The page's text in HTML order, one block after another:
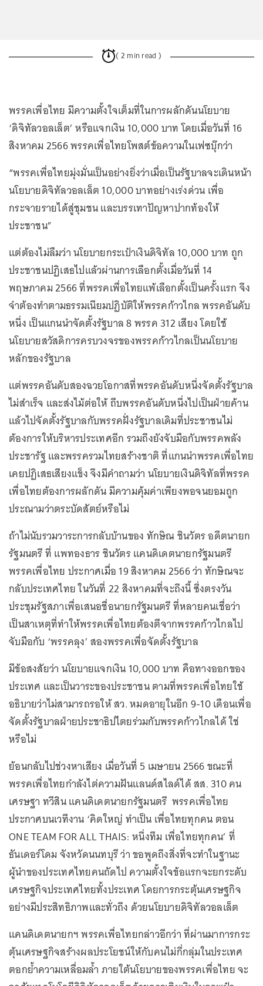
( 2 min read )
พรรคเพื่อไทย มีความตั้งใจเต็มที่ในการผลักดันนโยบาย
‘ดิจิทัลวอลเล็ต’ หรือแจกเงิน 10,000 บาท โดยเมื่อวันที่ 16
สิงหาคม 2566 พรรคเพื่อไทยโพสต์ข้อความในเฟซบุ๊กว่า
“พรรคเพื่อไทยมุ่งมั่นเป็นอย่างยิ่งว่าเมื่อเป็นรัฐบาลจะเดินหน้า
นโยบายดิจิทัลวอลเล็ต 10,000 บาทอย่างเร่งด่วน เพื่อ
กระจายรายได้สู่ชุมชน และบรรเทาปัญหาปากท้องให้
ประชาชน”
แต่ต้องไม่ลืมว่า นโยบายกระเป๋าเงินดิจิทัล 10,000 บาท ถูก
ประชาชนปฏิเสธไปแล้วผ่านการเลือกตั้งเมื่อวันที่ 14
พฤษภาคม 2566 ที่พรรคเพื่อไทยแพ้เลือกตั้งเป็นครั้งแรก จึง
จำต้องทำตามธรรมเนียมปฏิบัติให้พรรคก้าวไกล พรรคอันดับ
หนึ่ง เป็นแกนนำจัดตั้งรัฐบาล 8 พรรค 312 เสียง โดยใช้
นโยบายสวัสดิการครบวงจรของพรรคก้าวไกลเป็นนโยบาย
หลักของรัฐบาล
แต่พรรคอันดับสองฉวยโอกาสที่พรรคอันดับหนึ่งจัดตั้งรัฐบาล
ไม่สำเร็จ และส่งไม้ต่อให้ ถีบพรรคอันดับหนึ่งไปเป็นฝ่ายค้าน
แล้วไปจัดตั้งรัฐบาลกับพรรคฝั่งรัฐบาลเดิมที่ประชาชนไม่
ต้องการให้บริหารประเทศอีก รวมถึงยังจับมือกับพรรคพลัง
ประชารัฐ และพรรครวมไทยสร้างชาติ ที่แกนนำพรรคเพื่อไทย
เคยปฏิเสธเสียงแข็ง จึงมีคำถามว่า นโยบายเงินดิจิทัลที่พรรค
เพื่อไทยต้องการผลักดัน มีความคุ้มค่าเพียงพอจนยอมถูก
ประณามว่าตระบัดสัตย์หรือไม่
ถ้าไม่นับรวมวาระการกลับบ้านของ ทักษิณ ชินวัตร อดีตนายก
รัฐมนตรี ที่ แพทองธาร ชินวัตร แคนดิเดตนายกรัฐมนตรี
พรรคเพื่อไทย ประกาศเมื่อ 19 สิงหาคม 2566 ว่า ทักษิณจะ
กลับประเทศไทย ในวันที่ 22 สิงหาคมที่จะถึงนี้ ซึ่งตรงวัน
ประชุมรัฐสภาเพื่อเสนอชื่อนายกรัฐมนตรี ที่หลายคนเชื่อว่า
เป็นสาเหตุที่ทำให้พรรคเพื่อไทยต้องตีจากพรรคก้าวไกลไป
จับมือกับ ‘พรรคลุง’ สองพรรคเพื่อจัดตั้งรัฐบาล
มีข้อสงสัยว่า นโยบายแจกเงิน 10,000 บาท คือทางออกของ
ประเทศ และเป็นวาระของประชาชน ตามที่พรรคเพื่อไทยใช้
อธิบายว่าไม่สามารถรอให้ สว. หมดอายุในอีก 9-10 เดือนเพื่อ
จัดตั้งรัฐบาลฝ่ายประชาธิปไตยร่วมกับพรรคก้าวไกลได้ ใช่
หรือไม่
ย้อนกลับไปช่วงหาเสียง เมื่อวันที่ 5 เมษายน 2566 ขณะที่
พรรคเพื่อไทยกำลังไต่ความฝันแลนด์สไลด์ได้ สส. 310 คน
เศรษฐา ทวีสิน แคนดิเดตนายกรัฐมนตรี พรรคเพื่อไทย
ประกาศบนเวทีงาน ‘คิดใหญ่ ทำเป็น เพื่อไทยทุกคน ตอน
ONE TEAM FOR ALL THAIS: หนึ่งทีม เพื่อไทยทุกคน’ ที่
ธันเดอร์โดม จังหวัดนนทบุรี ว่า ขอพูดถึงสิ่งที่จะทำในฐานะ
ผู้นำของประเทศไทยคนถัดไป ความตั้งใจข้อแรกจะยกระดับ
เศรษฐกิจประเทศไทยทั้งประเทศ โดยการกระตุ้นเศรษฐกิจ
อย่างมีประสิทธิภาพและทั่วถึง ด้วยนโยบายดิจิทัลวอลเล็ต
แคนดิเดตนายกฯ พรรคเพื่อไทยกล่าวอีกว่า ที่ผ่านมาการกระ
ตุ้นเศรษฐกิจสร้างผลประโยชน์ให้กับคนไม่กี่กลุ่มในประเทศ
ตอกย้ำความเหลื่อมล้ำ ภายใต้นโยบายของพรรคเพื่อไทย จะ